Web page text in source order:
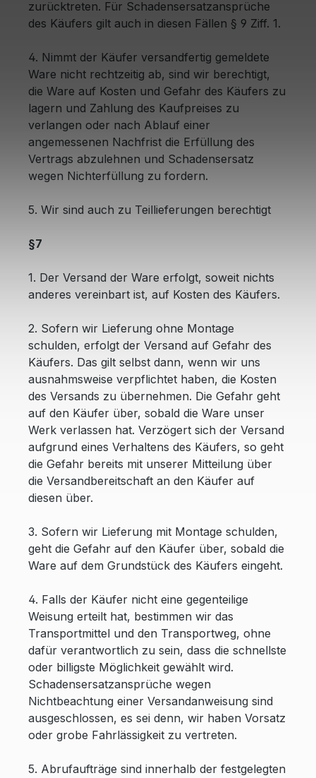
zurücktreten. Für Schadensersatzansprüche
des Käufers gilt auch in diesen Fällen § 9 Ziff. 1.
4. Nimmt der Käufer versandfertig gemeldete
Ware nicht rechtzeitig ab, sind wir berechtigt,
die Ware auf Kosten und Gefahr des Käufers zu
lagern und Zahlung des Kaufpreises zu
verlangen oder nach Ablauf einer
angemessenen Nachfrist die Erfüllung des
Vertrags abzulehnen und Schadensersatz
wegen Nichterfüllung zu fordern.
5. Wir sind auch zu Teillieferungen berechtigt
§7
1. Der Versand der Ware erfolgt, soweit nichts
anderes vereinbart ist, auf Kosten des Käufers.
2. Sofern wir Lieferung ohne Montage
schulden, erfolgt der Versand auf Gefahr des
Käufers. Das gilt selbst dann, wenn wir uns
ausnahmsweise verpflichtet haben, die Kosten
des Versands zu übernehmen. Die Gefahr geht
auf den Käufer über, sobald die Ware unser
Werk verlassen hat. Verzögert sich der Versand
aufgrund eines Verhaltens des Käufers, so geht
die Gefahr bereits mit unserer Mitteilung über
die Versandbereitschaft an den Käufer auf
diesen über.
3. Sofern wir Lieferung mit Montage schulden,
geht die Gefahr auf den Käufer über, sobald die
Ware auf dem Grundstück des Käufers eingeht.
4. Falls der Käufer nicht eine gegenteilige
Weisung erteilt hat, bestimmen wir das
Transportmittel und den Transportweg, ohne
dafür verantwortlich zu sein, dass die schnellste
oder billigste Möglichkeit gewählt wird.
Schadensersatzansprüche wegen
Nichtbeachtung einer Versandanweisung sind
ausgeschlossen, es sei denn, wir haben Vorsatz
oder grobe Fahrlässigkeit zu vertreten.
5. Abrufaufträge sind innerhalb der festgelegten